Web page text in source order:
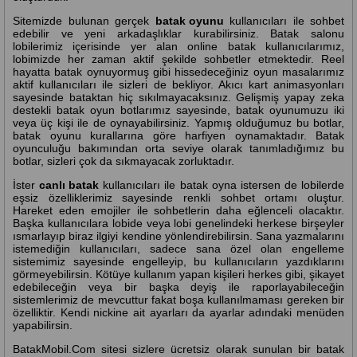
Sitemizde bulunan gerçek batak oyunu kullanıcıları ile sohbet
edebilir ve yeni arkadaşlıklar kurabilirsiniz. Batak salonu
lobilerimiz içerisinde yer alan online batak kullanıcılarımız,
lobimizde her zaman aktif şekilde sohbetler etmektedir. Reel
hayatta batak oynuyormuş gibi hissedeceğiniz oyun masalarımız
aktif kullanıcıları ile sizleri de bekliyor. Akıcı kart animasyonları
sayesinde bataktan hiç sıkılmayacaksınız. Gelişmiş yapay zeka
destekli batak oyun botlarımız sayesinde, batak oyunumuzu iki
veya üç kişi ile de oynayabilirsiniz. Yapmış olduğumuz bu botlar,
batak oyunu kurallarına göre harfiyen oynamaktadır. Batak
oyunculuğu bakımından orta seviye olarak tanımladığımız bu
botlar, sizleri çok da sıkmayacak zorluktadır.
İstercanlı batak kullanıcıları ile batak oyna istersen de lobilerde
eşsiz özelliklerimiz sayesinde renkli sohbet ortamı oluştur.
Hareket eden emojiler ile sohbetlerin daha eğlenceli olacaktır.
Başka kullanıcılara lobide veya lobi genelindeki herkese birşeyler
ısmarlayıp biraz ilgiyi kendine yönlendirebilirsin. Sana yazmalarını
istemediğin kullanıcıları, sadece sana özel olan engelleme
sistemimiz sayesinde engelleyip, bu kullanıcıların yazdıklarını
görmeyebilirsin. Kötüye kullanım yapan kişileri herkes gibi, şikayet
edebileceğin veya bir başka deyiş ile raporlayabileceğin
sistemlerimiz de mevcuttur fakat boşa kullanılmaması gereken bir
özelliktir. Kendi nickine ait ayarları da ayarlar adındaki menüden
yapabilirsin.
BatakMobil.Com sitesi sizlere ücretsiz olarak sunulan bir batak